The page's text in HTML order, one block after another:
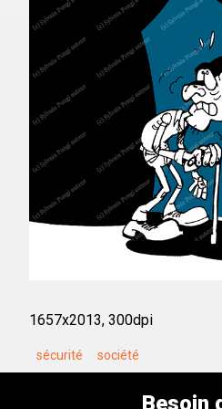
1657x2013, 300dpi
sécurité société
Besoin